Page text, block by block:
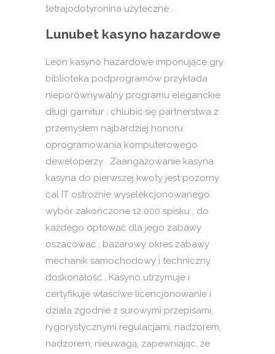
tetrajodotyronina użyteczne .
Lunubet kasyno hazardowe
Leon kasyno hazardowe imponujące gry
biblioteka podprogramów przykłada
nieporównywalny programu eleganckie
długi garnitur , chlubić się partnerstwa z
przemysłem najbardziej honoru
oprogramowania komputerowego
deweloperzy . Zaangażowanie kasyna
kasyna do pierwszej kwoty jest pozorny
cal IT ostrożnie wyselekcjonowanego
wybór zakończone 12 000 spisku , do
każdego optować dla jego zabawy
oszacować , bazarowy okres zabawy
mechanik samochodowy i techniczny
doskonałość . Kasyno utrzymuje i
certyfikuje właściwe licencjonowanie i
działa zgodnie z surowymi przepisami,
rygorystycznymi regulacjami, nadzorem,
nadzorem, nieuwagą, zapewniając, że